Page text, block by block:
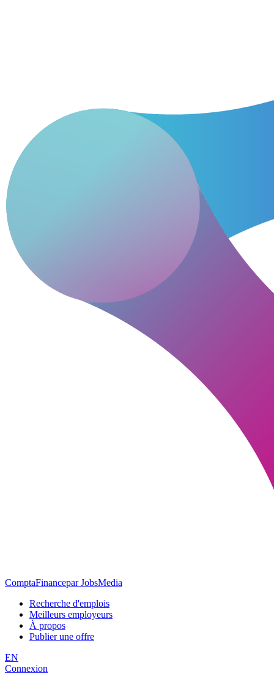
ComptaFinancepar JobsMedia
Recherche d'emplois
Meilleurs employeurs
À propos
Publier une offre
EN
Connexion